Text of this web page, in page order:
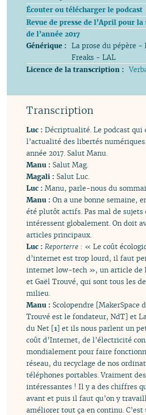
Écouter ou télécharger le podcast
Revue de presse de l’April pour la
de l’année 2017
Générique : La prose du pépère -
Freaks - LAL
Licence de la transcription :
Transcription
Luc :Décriptualité. Le podcast qui
l’actualité des libertés
année 2017. Salut Manu.
Manu : Salut Mag.
Magali : Salut Luc.
Luc :Manu, parle-nous du
Manu :On a une bonne semaine,
été plutôt actifs. Pas mal de sujets
intéressent globalement. On doit
articles principaux.
Luc :Reporterre : « Le coût
d’internet est trop lourd, il faut
internet low-tech », un article de
et Gaël Trouvé, qui sont tous les
milieu.
Manu : Scolopendre [MakerSpace
Trouvé est le fondateur, NdT] et
du Net [1] et ils nous parlent un
coût d’Internet, de l’électricité
mondialement pour faire
réseau, du recyclage de nos
téléphones portables. Vraiment
intéressantes ! Il y a des chiffres
avant et puis il faut qu’on y
améliorer tout ça en continu.